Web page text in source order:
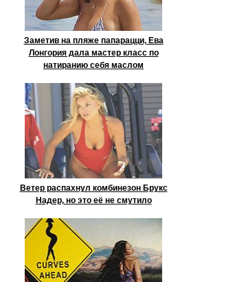
Заметив на пляже папарацци, Ева
Лонгория дала мастер класс по
натиранию себя маслом
Ветер распахнул комбинезон Брукс
Надер, но это её не смутило